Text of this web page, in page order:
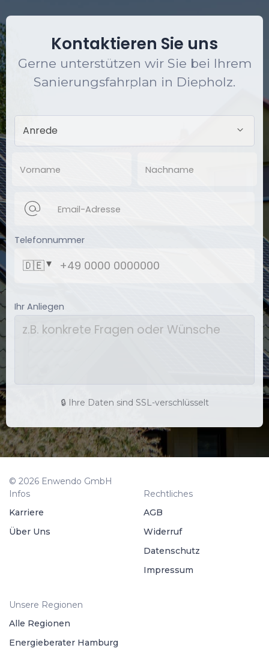
Kontaktieren Sie uns
Gerne unterstützen wir Sie bei Ihrem
Sanierungsfahrplan in Diepholz.
🔒 Ihre Daten sind SSL-verschlüsselt
© 2026 Enwendo GmbH
Infos
Karriere
Über Uns
Rechtliches
AGB
Widerruf
Datenschutz
Impressum
Unsere Regionen
Alle Regionen
Energieberater Hamburg